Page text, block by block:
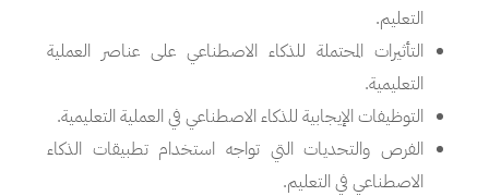
التعليم.
التأثيرات المحتملة للذكاء الاصطناعي على عناصر العملية
التعليمية.
التوظيفات الإيجابية للذكاء الاصطناعي في العملية التعليمية.
الفرص والتحديات التي تواجه استخدام تطبيقات الذكاء
الاصطناعي في التعليم.